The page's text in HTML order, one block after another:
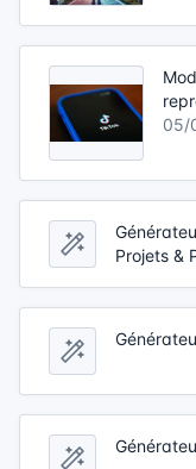
05/
Projets &